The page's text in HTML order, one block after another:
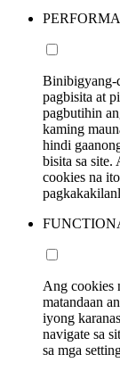
Binibigyang-
pagbisita at
pagbutihin
kaming
hindi
bisita sa site.
cookies na
Ang cookies
matandaan
iyong
navigate sa
sa mga